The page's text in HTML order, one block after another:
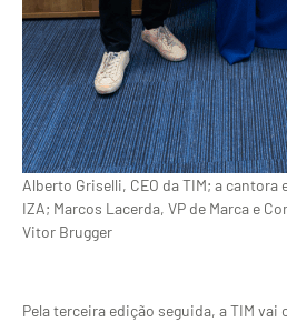
Alberto Griselli, CEO da TIM; a cantora
IZA; Marcos Lacerda, VP de Marca e
Vitor Brugger
Pela terceira edição seguida, a TIM vai